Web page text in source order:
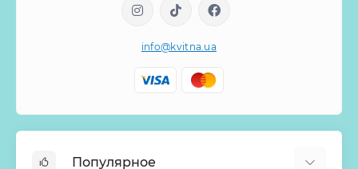
info@kvitna.ua
Популярное